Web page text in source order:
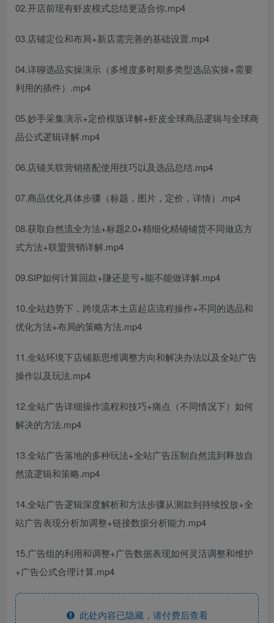
02.开店前现有虾皮模式总结更适合你.mp4
03.店铺定位和布局+新店需完善的基础设置.mp4
04.详聊选品实操演示（多维度多时期多类型选品实操+需要
利用的插件）.mp4
05.妙手采集演示+定价模版详解+虾皮全球商品逻辑与全球商
品公式逻辑详解.mp4
06.店铺关联营销搭配使用技巧以及选品总结.mp4
07.商品优化具体步骤（标题，图片，定价，详情）.mp4
08.获取自然流全方法+标题2.0+精细化精铺铺货不同做店方
式方法+联盟营销详解.mp4
09.SIP如何计算回款+賺还是亏+能不能做详解.mp4
10.全站趋势下，跨境店本土店起店流程操作+不同的选品和
优化方法+布局的策略方法.mp4
11.全站环境下店铺新思维调整方向和解决办法以及全站广告
操作以及玩法.mp4
12.全站广告详细操作流程和技巧+痛点（不同情况下）如何
解决的方法.mp4
13.全站广告落地的多种玩法+全站广告压制自然流到释放自
然流逻辑和策略.mp4
14.全站广告逻辑深度解析和方法步骤从测款到持续投放+全
站广告表现分析加调整+链接数据分析能力.mp4
15.广告组的利用和调整+广告数据表现如何灵活调整和维护
+广告公式合理计算.mp4
此处内容已隐藏，请付费后查看